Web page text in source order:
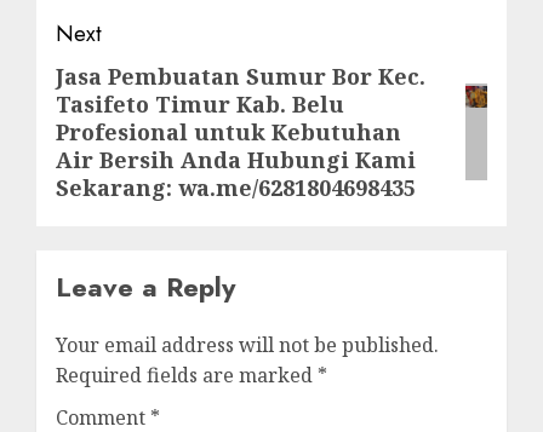
Next
Next
post:
Jasa Pembuatan Sumur Bor Kec.
Tasifeto Timur Kab. Belu
Profesional untuk Kebutuhan
Air Bersih Anda Hubungi Kami
Sekarang: wa.me/6281804698435
Leave a Reply
Your email address will not be published.
Required fields are marked *
Comment *